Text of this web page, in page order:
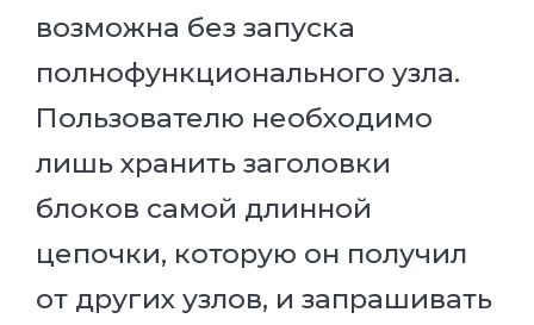
возможна без запуска
полнофункционального узла.
Пользователю необходимо
лишь хранить заголовки
блоков самой длинной
цепочки, которую он получил
от других узлов, и запрашивать